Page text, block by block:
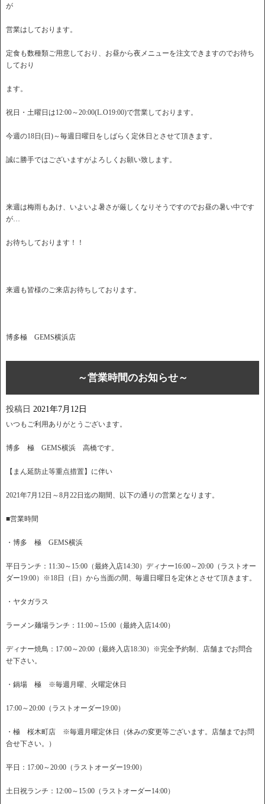
が
営業はしております。
定食も数種類ご用意しており、お昼から夜メニューを注文できますのでお待ち
しており
ます。
祝日・土曜日は12:00～20:00(L.O19:00)で営業しております。
今週の18日(日)～毎週日曜日をしばらく定休日とさせて頂きます。
誠に勝手ではございますがよろしくお願い致します。
来週は梅雨もあけ、いよいよ暑さが厳しくなりそうですのでお昼の暑い中です
が…
お待ちしております！！
来週も皆様のご来店お待ちしております。
博多極 GEMS横浜店
～営業時間のお知らせ～
投稿日 2021年7月12日
いつもご利用ありがとうございます。
博多 極 GEMS横浜 高橋です。
【まん延防止等重点措置】に伴い
2021年7月12日～8月22日迄の期間、以下の通りの営業となります。
■営業時間
・博多 極 GEMS横浜
平日ランチ：11:30～15:00（最終入店14:30）ディナー16:00～20:00（ラストオー
ダー19:00）※18日（日）から当面の間、毎週日曜日を定休とさせて頂きます。
・ヤタガラス
ラーメン麺場ランチ：11:00～15:00（最終入店14:00）
ディナー焼鳥：17:00～20:00（最終入店18:30）※完全予約制、店舗までお問合
せ下さい。
・鍋場 極 ※毎週月曜、火曜定休日
17:00～20:00（ラストオーダー19:00）
・極 桜木町店 ※毎週月曜定休日（休みの変更等ございます。店舗までお問
合せ下さい。）
平日：17:00～20:00（ラストオーダー19:00）
土日祝ランチ：12:00～15:00（ラストオーダー14:00）